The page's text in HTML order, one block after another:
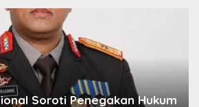
Soroti Penegakan Hukum